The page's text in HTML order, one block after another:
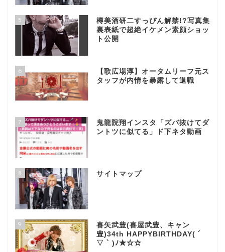
5
樽美酒研二すっぴん解禁!?写真集
裏表紙で超絶イケメン素顔ショッ
ト公開
6
【歌広場淳】オータムリーフ元ス
タッフが内情を暴露して退職
7
鬼龍院翔インスタ「ズバ抜けてダ
ントツに似てる」ド下ネタ動画
8 サイトマップ
9
喜矢武豊(喜屋武豊、キャン
豊)34th HAPPYBIRTHDAY( ´
▽ ` )ﾉ★☆☆